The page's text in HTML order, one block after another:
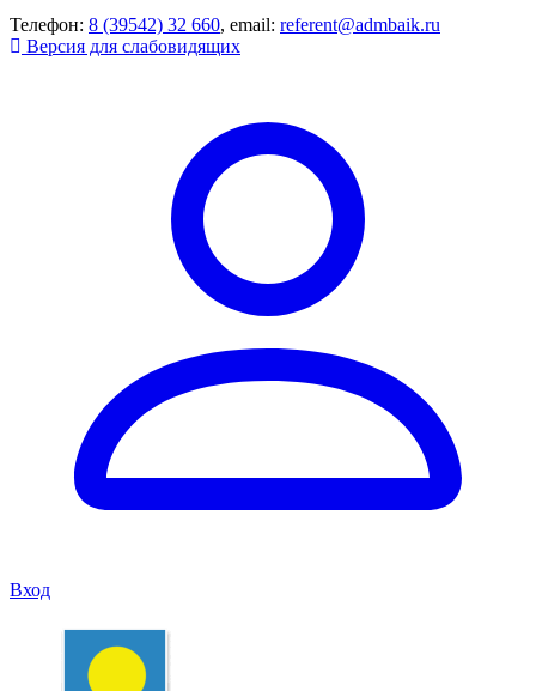
Телефон: 8 (39542) 32 660, email: referent@admbaik.ru
Версия для слабовидящих
Вход